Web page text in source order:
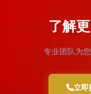
了解
专业团队为
立